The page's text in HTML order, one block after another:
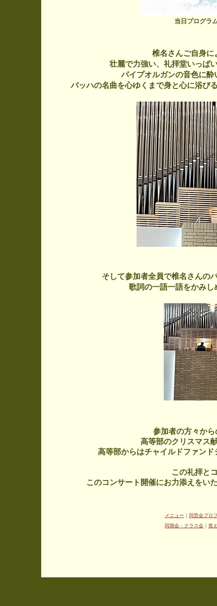
当日プログラ
椎名さんご自身に
壮麗で力強い、礼拝堂いっぱ
パイプオルガンの音色に
バッハの名曲を心ゆくまで身と心に浴び
そして参加者全員で椎名さんの
歌詞の一語一語をかみ
参加者の方々か
高等部のクリスマス
高等部からはチャイルドファン
この礼拝と
このコンサート開催にお力添えをい
メニュー ｜ 同窓会プロ
同期会・クラス会 ｜ 覚